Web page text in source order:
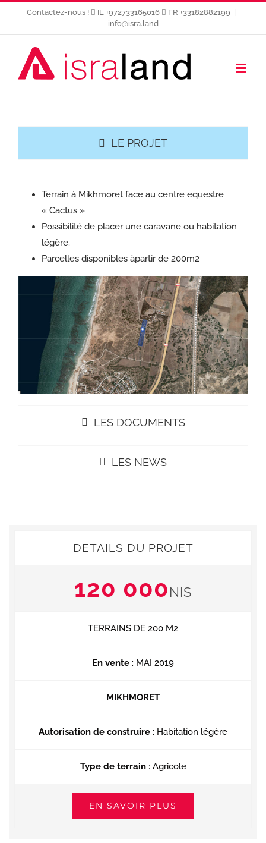
Contactez-nous ! IL +972733165016 FR +33182882199
info@isra.land
LE PROJET
Terrain à Mikhmoret face au centre equestre
« Cactus »
Possibilité de placer une caravane ou habitation
légère.
Parcelles disponibles àpartir de 200m2
LES DOCUMENTS
LES NEWS
DETAILS DU PROJET
120 000NIS
TERRAINS DE 200 M2
En vente : MAI 2019
MIKHMORET
Autorisation de construire : Habitation légère
Type de terrain : Agricole
EN SAVOIR PLUS